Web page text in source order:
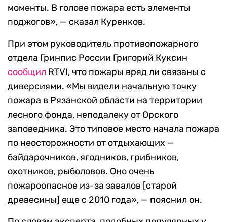
моменты. В голове пожара есть элементы
поджогов», — сказал Куренков.
При этом руководитель противопожарного
отдела Гринпис России Григорий Куксин
сообщил RTVI, что пожары вряд ли связаны с
диверсиями. «Мы видели начальную точку
пожара в Рязанской области на территории
лесного фонда, неподалеку от Орского
заповедника. Это типовое место начала пожара
по неосторожности от отдыхающих —
байдарочников, ягодников, грибников,
охотников, рыболовов. Оно очень
пожароопасное из-за завалов [старой
древесины] еще с 2010 года», — пояснил он.